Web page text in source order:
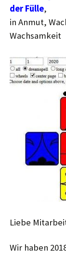
der Fülle,
in Anmut,
Wachsamkeit
Liebe
Wir haben